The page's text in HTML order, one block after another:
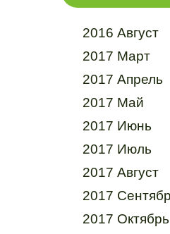
2016 Август
2017 Март
2017 Апрель
2017 Май
2017 Июнь
2017 Июль
2017 Август
2017
2017 Октябрь